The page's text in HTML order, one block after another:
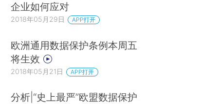
企业如何应对
2018年05月29日 APP打开
欧洲通用数据保护条例本周五
将生效
2018年05月21日 APP打开
分析|“史上最严”欧盟数据保护